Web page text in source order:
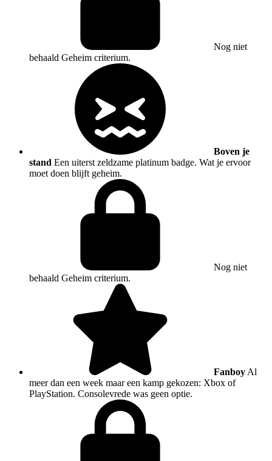
Nog niet
behaald Geheim criterium.
Boven je
stand Een uiterst zeldzame platinum badge. Wat je ervoor
moet doen blijft geheim.
Nog niet
behaald Geheim criterium.
Fanboy Al
meer dan een week maar een kamp gekozen: Xbox of
PlayStation. Consolevrede was geen optie.